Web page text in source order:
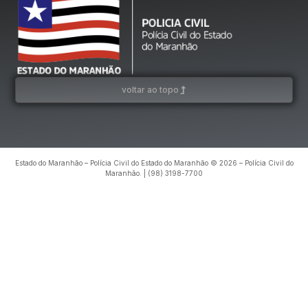
voltar ao topo
Estado do Maranhão – Polícia Civil do Estado do Maranhão © 2026 – Polícia Civil do
Maranhão. | (98) 3198-7700